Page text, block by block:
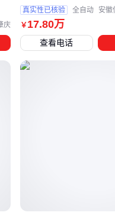
机更便
值得注意
号联动往
引触发信
对于中小
机，其内
移；而大
合，通过
粉料包装
庆 ￥ 17.80万
真实性已核验 全自动 安徽
查看电话